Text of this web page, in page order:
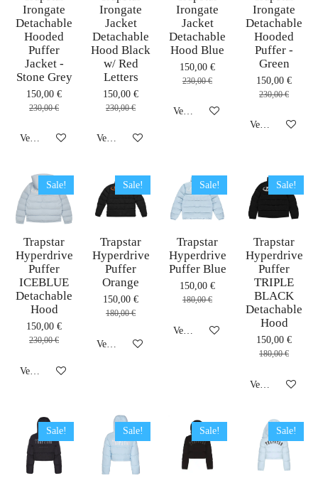
Irongate
Detachable
Hooded
Puffer
Jacket -
Stone Grey
150,00 €
230,00 €
Veja detalhes
Irongate
Jacket
Detachable
Hood Black
w/ Red
Letters
150,00 €
230,00 €
Veja detalhes
Irongate
Jacket
Detachable
Hood Blue
150,00 €
230,00 €
Veja detalhes
Irongate
Detachable
Hooded
Puffer -
Green
150,00 €
230,00 €
Veja detalhes
Sale!
Trapstar
Hyperdrive
Puffer
ICEBLUE
Detachable
Hood
150,00 €
230,00 €
Veja detalhes
Sale!
Trapstar
Hyperdrive
Puffer
Orange
150,00 €
180,00 €
Veja detalhes
Sale!
Trapstar
Hyperdrive
Puffer Blue
150,00 €
180,00 €
Veja detalhes
Sale!
Trapstar
Hyperdrive
Puffer
TRIPLE
BLACK
Detachable
Hood
150,00 €
180,00 €
Veja detalhes
Sale! Sale! Sale! Sale!